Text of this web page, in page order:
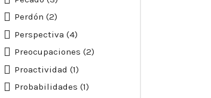
Perdón (2)
Perspectiva (4)
Preocupaciones (2)
Proactividad (1)
Probabilidades (1)